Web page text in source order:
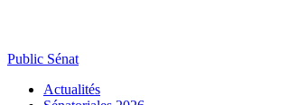
Public Sénat
Actualités